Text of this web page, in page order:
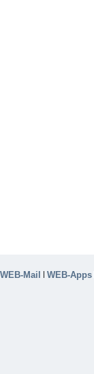
WEB-Mail | WEB-Apps